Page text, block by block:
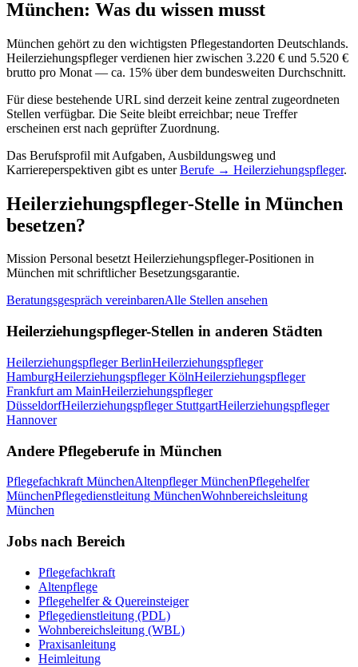
München: Was du wissen musst
München gehört zu den wichtigsten Pflegestandorten Deutschlands.
Heilerziehungspfleger verdienen hier zwischen 3.220 € und 5.520 €
brutto pro Monat — ca. 15% über dem bundesweiten Durchschnitt.
Für diese bestehende URL sind derzeit keine zentral zugeordneten
Stellen verfügbar. Die Seite bleibt erreichbar; neue Treffer
erscheinen erst nach geprüfter Zuordnung.
Das Berufsprofil mit Aufgaben, Ausbildungsweg und
Karriereperspektiven gibt es unter Berufe → Heilerziehungspfleger.
Heilerziehungspfleger-Stelle in München
besetzen?
Mission Personal besetztHeilerziehungspfleger-Positionen in
München mit schriftlicher Besetzungsgarantie.
Beratungsgespräch vereinbarenAlle Stellen ansehen
Heilerziehungspfleger-Stellen in anderen Städten
Heilerziehungspfleger BerlinHeilerziehungspfleger
HamburgHeilerziehungspfleger KölnHeilerziehungspfleger
Frankfurt am MainHeilerziehungspfleger
DüsseldorfHeilerziehungspfleger StuttgartHeilerziehungspfleger
Hannover
Andere Pflegeberufe in München
Pflegefachkraft MünchenAltenpfleger MünchenPflegehelfer
MünchenPflegedienstleitung MünchenWohnbereichsleitung
München
Jobs nach Bereich
Pflegefachkraft
Altenpflege
Pflegehelfer & Quereinsteiger
Pflegedienstleitung (PDL)
Wohnbereichsleitung (WBL)
Praxisanleitung
Heimleitung